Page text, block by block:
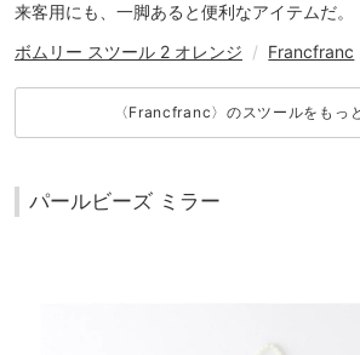
来客用にも、一脚あると便利なアイテムだ。
ボムリー スツール 2 オレンジ / Francfranc
〈Francfranc〉のスツールをもっ
パールビーズ ミラー